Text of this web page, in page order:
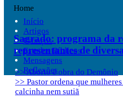
Início
Artigos
Esboços
Estudos Bíblicos
Mensagens
Reflexões
Home
Sagrado: programa da
representantes de
>> Aborto é obra do Demônio
>> Pastor ordena que
calcinha nem sutiã